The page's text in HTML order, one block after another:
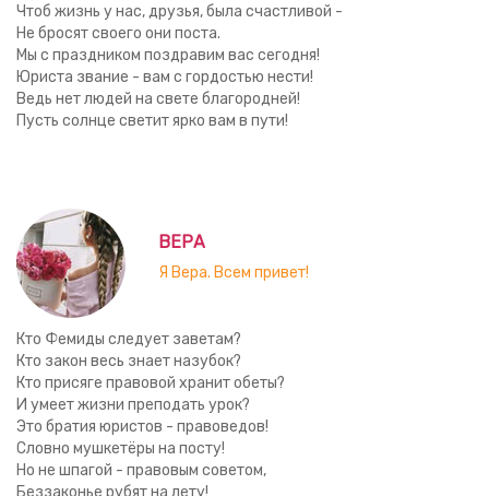
Чтоб жизнь у нас, друзья, была счастливой -
Не бросят своего они поста.
Мы с праздником поздравим вас сегодня!
Юриста звание - вам с гордостью нести!
Ведь нет людей на свете благородней!
Пусть солнце светит ярко вам в пути!
ВЕРА
Я Вера. Всем привет!
Кто Фемиды следует заветам?
Кто закон весь знает назубок?
Кто присяге правовой хранит обеты?
И умеет жизни преподать урок?
Это братия юристов - правоведов!
Словно мушкетёры на посту!
Но не шпагой - правовым советом,
Беззаконье рубят на лету!